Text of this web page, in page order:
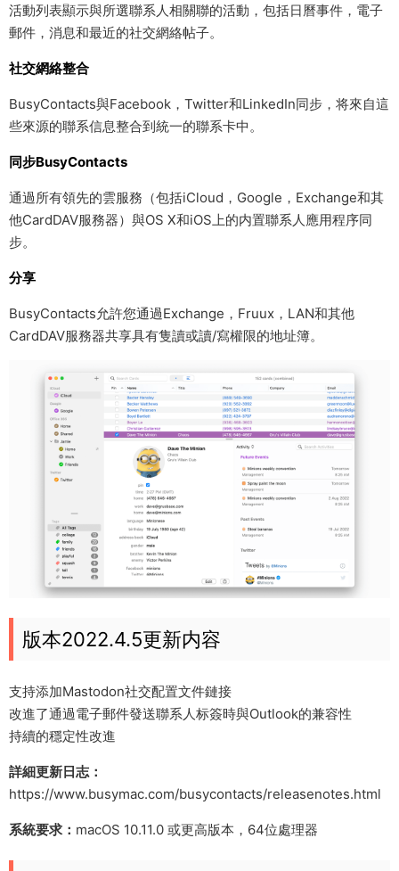
活動列表顯示與所選聯系人相關聯的活動，包括日曆事件，電子
郵件，消息和最近的社交網絡帖子。
社交網絡整合
BusyContacts與Facebook，Twitter和LinkedIn同步，将來自這
些來源的聯系信息整合到統一的聯系卡中。
同步BusyContacts
通過所有領先的雲服務（包括iCloud，Google，Exchange和其
他CardDAV服務器）與OS X和iOS上的内置聯系人應用程序同
步。
分享
BusyContacts允許您通過Exchange，Fruux，LAN和其他
CardDAV服務器共享具有隻讀或讀/寫權限的地址簿。
版本2022.4.5更新内容
支持添加Mastodon社交配置文件鏈接
改進了通過電子郵件發送聯系人标簽時與Outlook的兼容性
持續的穩定性改進
詳細更新日志：
https://www.busymac.com/busycontacts/releasenotes.html
系統要求： macOS 10.11.0 或更高版本，64位處理器